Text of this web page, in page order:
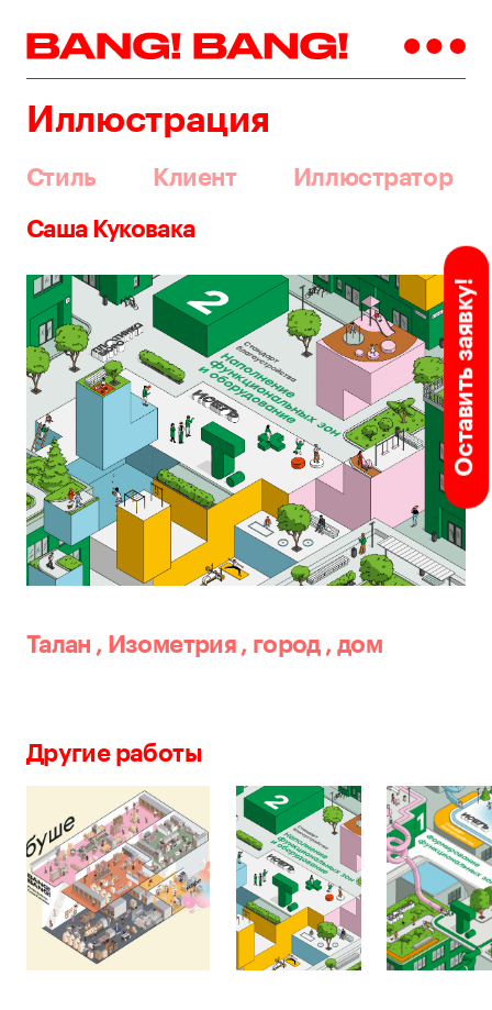
Иллюстрация
Стиль Клиент Иллюстратор
Оставить заявку!
Саша Куковака
Талан , Изометрия , город , дом
Другие работы